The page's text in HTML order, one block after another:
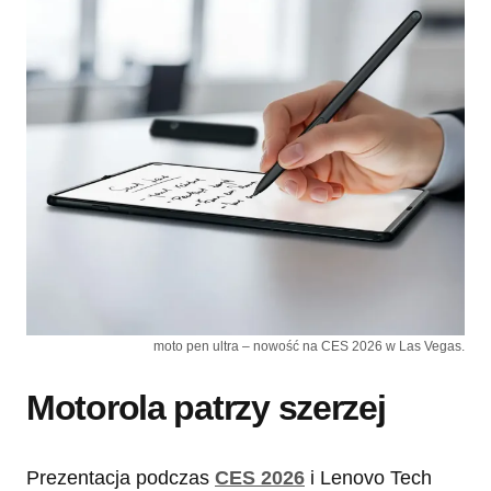
moto pen ultra – nowość na CES 2026 w Las Vegas.
Motorola patrzy szerzej
Prezentacja podczas CES 2026 i Lenovo Tech